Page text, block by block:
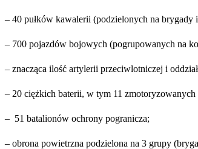
– 40 pułków kawalerii (podzielonych na brygady
– 700 pojazdów bojowych (pogrupowanych na
– znacząca ilość artylerii przeciwlotniczej i
– 20 ciężkich baterii, w tym 11 zmotoryzowanych
– 51 batalionów ochrony pogranicza;
– obrona powietrzna podzielona na 3 grupy